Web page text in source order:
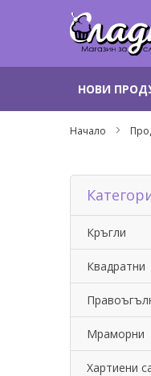
към
НОВИ
Начало
Кръгли
Квадратни
Мраморни
Хартиени